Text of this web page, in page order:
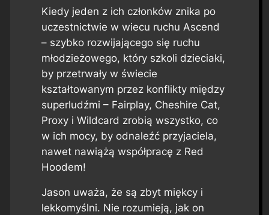
Kiedy jeden z ich członków znika po
uczestnictwie w wiecu ruchu Ascend
– szybko rozwijającego się ruchu
młodzieżowego, który szkoli dzieciaki,
by przetrwały w świecie
kształtowanym przez konflikty między
superludźmi – Fairplay, Cheshire Cat,
Proxy i Wildcard zrobią wszystko, co
w ich mocy, by odnaleźć przyjaciela,
nawet nawiążą współpracę z Red
Hoodem!
Jason uważa, że są zbyt miękcy i
lekkomyślni. Nie rozumieją, jak on